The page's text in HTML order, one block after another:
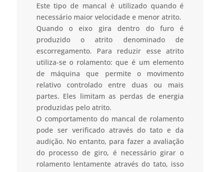
Este tipo de mancal é utilizado quando é
necessário maior velocidade e menor atrito.
Quando o eixo gira dentro do furo é
produzido o atrito denominado de
escorregamento. Para reduzir esse atrito
utiliza-se o rolamento: que é um elemento
de máquina que permite o movimento
relativo controlado entre duas ou mais
partes. Eles limitam as perdas de energia
produzidas pelo atrito.
O comportamento do mancal de rolamento
pode ser verificado através do tato e da
audição. No entanto, para fazer a avaliação
do processo de giro, é necessário girar o
rolamento lentamente através do tato, isso